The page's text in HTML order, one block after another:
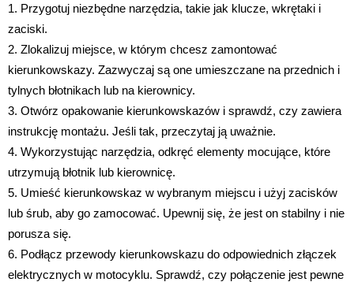
1. Przygotuj niezbędne narzędzia, takie jak klucze, wkrętaki i
zaciski.
2. Zlokalizuj miejsce, w którym chcesz zamontować
kierunkowskazy. Zazwyczaj są one umieszczane na przednich i
tylnych błotnikach lub na kierownicy.
3. Otwórz opakowanie kierunkowskazów i sprawdź, czy zawiera
instrukcję montażu. Jeśli tak, przeczytaj ją uważnie.
4. Wykorzystując narzędzia, odkręć elementy mocujące, które
utrzymują błotnik lub kierownicę.
5. Umieść kierunkowskaz w wybranym miejscu i użyj zacisków
lub śrub, aby go zamocować. Upewnij się, że jest on stabilny i nie
porusza się.
6. Podłącz przewody kierunkowskazu do odpowiednich złączek
elektrycznych w motocyklu. Sprawdź, czy połączenie jest pewne